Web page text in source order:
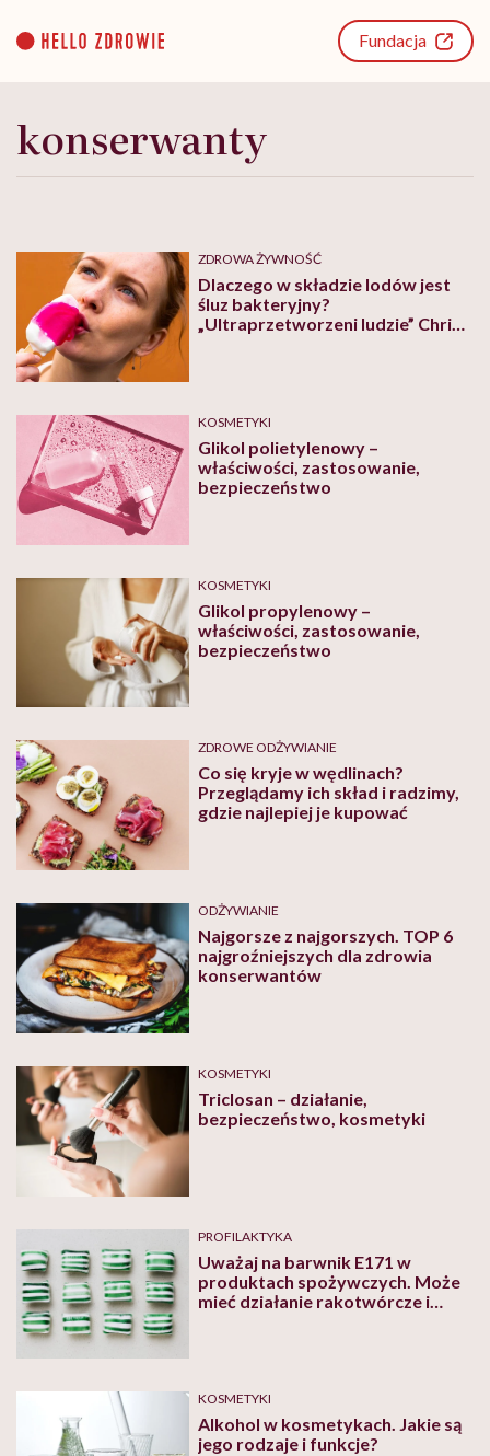
content
Fundacja
konserwanty
ZDROWA ŻYWNOŚĆ
Dlaczego w składzie lodów jest
śluz bakteryjny?
„Ultraprzetworzeni ludzie” Chrisa
KOSMETYKI
Glikol polietylenowy –
właściwości, zastosowanie,
bezpieczeństwo
KOSMETYKI
Glikol propylenowy –
właściwości, zastosowanie,
bezpieczeństwo
ZDROWE ODŻYWIANIE
Co się kryje w wędlinach?
Przeglądamy ich skład i radzimy,
gdzie najlepiej je kupować
ODŻYWIANIE
Najgorsze z najgorszych. TOP 6
najgroźniejszych dla zdrowia
konserwantów
KOSMETYKI
Triclosan – działanie,
bezpieczeństwo, kosmetyki
PROFILAKTYKA
Uważaj na barwnik E171 w
produktach spożywczych. Może
mieć działanie rakotwórcze i
KOSMETYKI
Alkohol w kosmetykach. Jakie są
jego rodzaje i funkcje?